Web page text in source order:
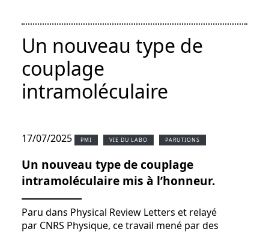
Un nouveau type de
couplage
intramoléculaire
17/07/2025 PMI VIE DU LABO PARUTIONS
Un nouveau type de couplage
intramoléculaire mis à l’honneur.
Paru dans Physical Review Letters et relayé
par CNRS Physique, ce travail mené par des